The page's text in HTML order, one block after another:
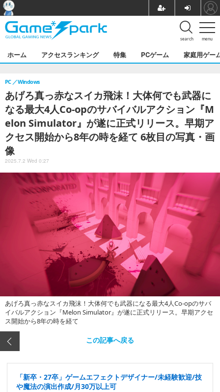
menu
search
ホーム アクセスランキング 特集 PCゲーム 家庭用ゲー
あげろ真っ赤なスイカ飛沫！大体何でも武器に
なる最大4人Co-opのサバイバルアクション『M
elon Simulator』が遂に正式リリース。早期ア
クセス開始から8年の時を経て 6枚目の写真・画
像
PC Windows
2025.7.2 Wed 0:27
あげろ真っ赤なスイカ飛沫！大体何でも武器になる最大4人Co-opのサバ
イバルアクション『Melon Simulator』が遂に正式リリース。早期アクセ
ス開始から8年の時を経て
この記事へ戻る
「新卒・27卒」ゲームエフェクトデザイナー/未経験歓迎/技
や魔法の演出作成/月30万以上可